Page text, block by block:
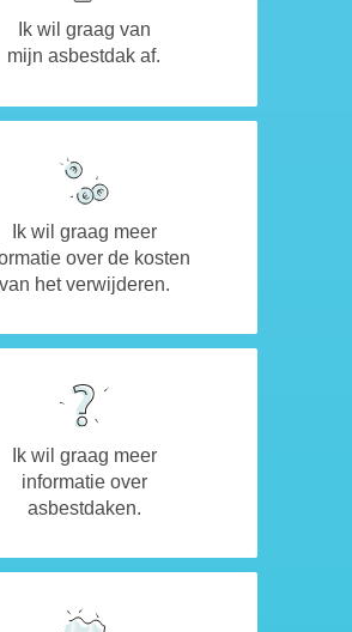
Ik wil graag van
mijn asbestdak af.
Ik wil graag meer
over de kosten
van het verwijderen.
Ik wil graag meer
informatie over
asbestdaken.